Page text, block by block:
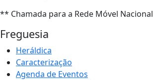
** Chamada para a Rede Móvel Nacional
Freguesia
Heráldica
Caracterização
Agenda de Eventos